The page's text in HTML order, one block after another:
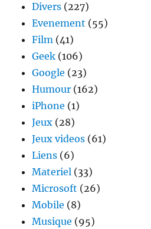
Divers (227)
Evenement (55)
Film (41)
Geek (106)
Google (23)
Humour (162)
iPhone (1)
Jeux (28)
Jeux videos (61)
Liens (6)
Materiel (33)
Microsoft (26)
Mobile (8)
Musique (95)